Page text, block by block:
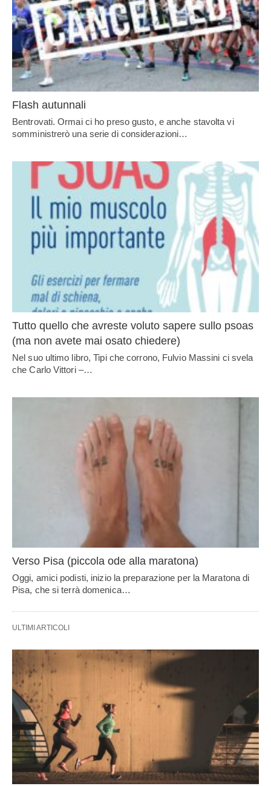
Flash autunnali
Bentrovati. Ormai ci ho preso gusto, e anche stavolta vi
somministrerò una serie di considerazioni…
Tutto quello che avreste voluto sapere sullo psoas
(ma non avete mai osato chiedere)
Nel suo ultimo libro, Tipi che corrono, Fulvio Massini ci svela
che Carlo Vittori –…
Verso Pisa (piccola ode alla maratona)
Oggi, amici podisti, inizio la preparazione per la Maratona di
Pisa, che si terrà domenica…
ULTIMI ARTICOLI